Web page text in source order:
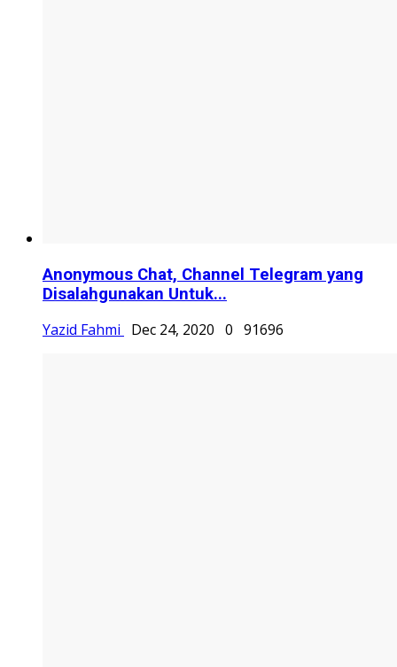
Anonymous Chat, Channel Telegram yang
Disalahgunakan Untuk...
Yazid Fahmi
Dec 24, 2020 0 91696